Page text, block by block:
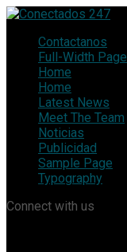
Contactanos
Full-Width Page
Home
Home
Latest News
Meet The Team
Noticias
Publicidad
Sample Page
Typography
Connect with us